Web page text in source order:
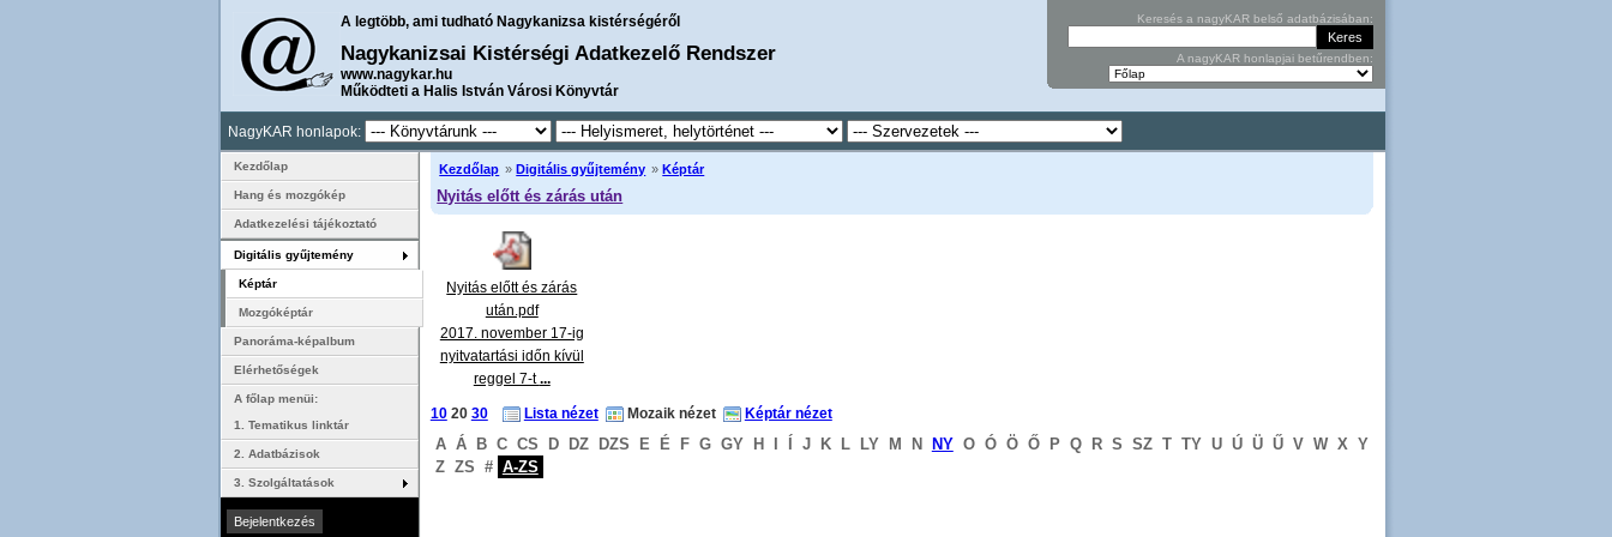
A legtöbb, ami tudható Nagykanizsa kistérségéről
Nagykanizsai Kistérségi Adatkezelő Rendszer
www.nagykar.hu
Működteti a Halis István Városi Könyvtár
Keresés a nagyKAR belső adatbázisában:
A nagyKAR honlapjai betűrendben:
NagyKAR honlapok:
Kezdőlap » Digitális gyűjtemény » Képtár
Nyitás előtt és zárás után
Nyitás előtt és zárás
után.pdf
2017. november 17-ig
nyitvatartási időn kívül
reggel 7-t...
10 20 30 Lista nézet Mozaik nézet Képtár nézet
A Á B C CS D DZ DZS E É F G GY H I Í J K L LY M N NY O Ó Ö Ő P Q R S SZ T TY U Ú Ü Ű V W X Y
Z ZS # A-ZS
Kezdőlap
Hang és mozgókép
Adatkezelési tájékoztató
Digitális gyűjtemény
Képtár
Mozgóképtár
Panoráma-képalbum
Elérhetőségek
A főlap menüi:
1. Tematikus linktár
2. Adatbázisok
3. Szolgáltatások